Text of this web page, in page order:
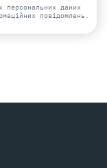
даних
повідомлень.